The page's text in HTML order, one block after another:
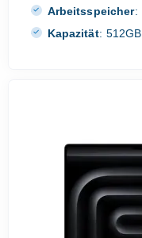
Arbeitsspeicher:
Kapazität: 512GB